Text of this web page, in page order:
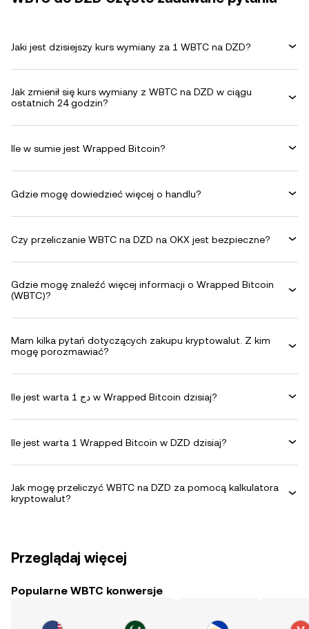
Jaki jest dzisiejszy kurs wymiany za 1 WBTC na DZD?
Jak zmienił się kurs wymiany z WBTC na DZD w ciągu
ostatnich 24 godzin?
Ile w sumie jest Wrapped Bitcoin?
Gdzie mogę dowiedzieć więcej o handlu?
Czy przeliczanie WBTC na DZD na OKX jest bezpieczne?
Gdzie mogę znaleźć więcej informacji o Wrapped Bitcoin
(WBTC)?
Mam kilka pytań dotyczących zakupu kryptowalut. Z kim
mogę porozmawiać?
Ile jest warta 1 دج w Wrapped Bitcoin dzisiaj?
Ile jest warta 1 Wrapped Bitcoin w DZD dzisiaj?
Jak mogę przeliczyć WBTC na DZD za pomocą kalkulatora
kryptowalut?
Przeglądaj więcej
Popularne WBTC konwersje